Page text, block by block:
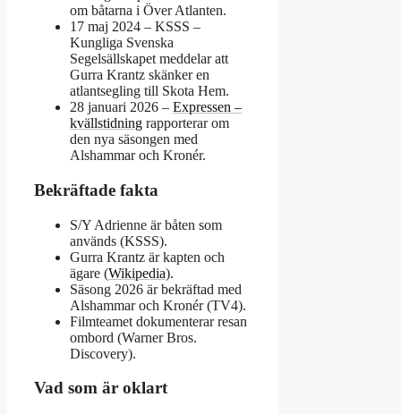
om båtarna i Över Atlanten.
17 maj 2024 – KSSS –
Kungliga Svenska
Segelsällskapet meddelar att
Gurra Krantz skänker en
atlantsegling till Skota Hem.
28 januari 2026 – Expressen –
kvällstidning rapporterar om
den nya säsongen med
Alshammar och Kronér.
Bekräftade fakta
S/Y Adrienne är båten som
används (KSSS).
Gurra Krantz är kapten och
ägare (Wikipedia).
Säsong 2026 är bekräftad med
Alshammar och Kronér (TV4).
Filmteamet dokumenterar resan
ombord (Warner Bros.
Discovery).
Vad som är oklart